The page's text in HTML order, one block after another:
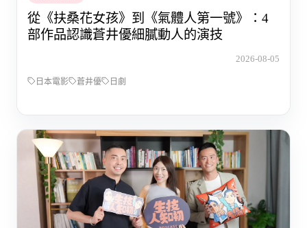
從《扶桑花女孩》到《氣體人第一號》：4
部作品認識蒼井優細膩動人的演技
2026-08-05
日本電影 蒼井優 日劇